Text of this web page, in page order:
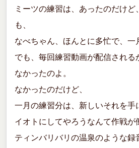
ミーツの練習は、あったのだけ
も、
なべちゃん、ほんとに多忙で、一
でも、毎回練習動画が配信される
なかったのよ。
なかったのだけど、
一月の練習分は、新しいそれを手
イオトにしてやろうなんて作戦が
ティンバリバリの温泉のような